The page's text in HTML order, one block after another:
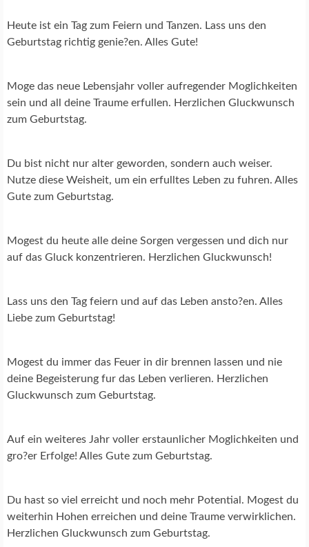
Heute ist ein Tag zum Feiern und Tanzen. Lass uns den
Geburtstag richtig genie?en. Alles Gute!
Moge das neue Lebensjahr voller aufregender Moglichkeiten
sein und all deine Traume erfullen. Herzlichen Gluckwunsch
zum Geburtstag.
Du bist nicht nur alter geworden, sondern auch weiser.
Nutze diese Weisheit, um ein erfulltes Leben zu fuhren. Alles
Gute zum Geburtstag.
Mogest du heute alle deine Sorgen vergessen und dich nur
auf das Gluck konzentrieren. Herzlichen Gluckwunsch!
Lass uns den Tag feiern und auf das Leben ansto?en. Alles
Liebe zum Geburtstag!
Mogest du immer das Feuer in dir brennen lassen und nie
deine Begeisterung fur das Leben verlieren. Herzlichen
Gluckwunsch zum Geburtstag.
Auf ein weiteres Jahr voller erstaunlicher Moglichkeiten und
gro?er Erfolge! Alles Gute zum Geburtstag.
Du hast so viel erreicht und noch mehr Potential. Mogest du
weiterhin Hohen erreichen und deine Traume verwirklichen.
Herzlichen Gluckwunsch zum Geburtstag.